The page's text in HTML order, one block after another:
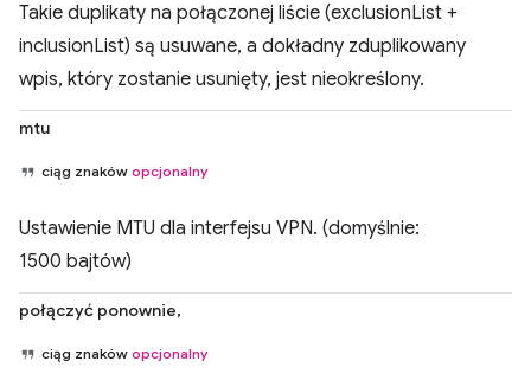
Takie duplikaty na połączonej liście (exclusionList +
inclusionList) są usuwane, a dokładny zduplikowany
wpis, który zostanie usunięty, jest nieokreślony.
mtu
ciąg znaków opcjonalny
Ustawienie MTU dla interfejsu VPN. (domyślnie:
1500 bajtów)
połączyć ponownie,
ciąg znaków opcjonalny